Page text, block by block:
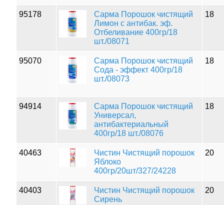
95178
Сарма Порошок чистящий
Лимон с антибак. эф.
Отбеливание 400гр/18
шт./08071
18
95070
Сарма Порошок чистящий
Сода - эффект 400гр/18
шт./08073
18
94914
Сарма Порошок чистящий
Универсал,
антибактериальный
400гр/18 шт./08076
18
40463
Чистин Чистящий порошок
Яблоко
400гр/20шт/327/24228
20
40403
Чистин Чистящий порошок
Сирень
20